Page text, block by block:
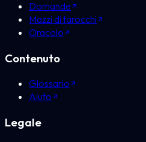
Domande
Mazzi di tarocchi
Oracolo
Contenuto
Glossario
Aiuto
Legale